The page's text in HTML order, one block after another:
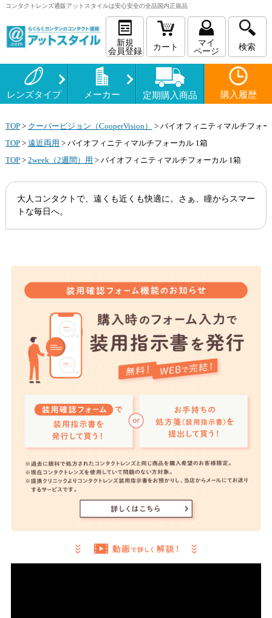
コンタクトレンズ通販アットスタイルは安心安全の全品国内正規品
新規
会員登録
カート
マイ
ページ
検索
レンズタイプ メーカー 定期購入商品 購入履歴
TOP> クーパービジョン（CooperVision） > バイオフィニティマルチフォ
TOP> 遠近両用 > バイオフィニティマルチフォーカル 1箱
TOP> 2week（2週間）用 > バイオフィニティマルチフォーカル 1箱
大人コンタクトで、遠くも近くも快適に。さぁ、瞳からスマー
トな毎日へ。